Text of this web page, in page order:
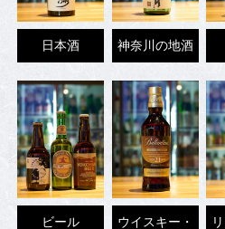
日本酒 神奈川の地酒
ビール ウイスキー・